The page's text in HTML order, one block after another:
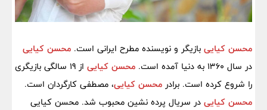
محسن کیایی بازیگر و نویسنده مطرح ایرانی است. محسن کیایی
در سال 1360 به دنیا آمده است.
محسن کیایی
از 19 سالگی بازیگری
را شروع کرده است. برادر محسن کیایی، مصطفی کارگردان است.
محسن کیایی در سریال پرده نشین محبوب شد. محسن کیایی